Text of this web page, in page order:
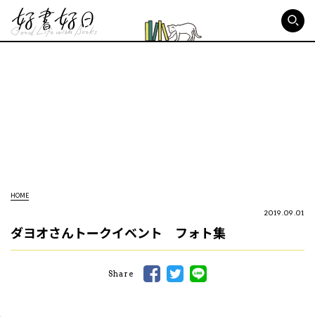
HOME
2019.09.01
ダヨオさんトークイベント フォト集
Share